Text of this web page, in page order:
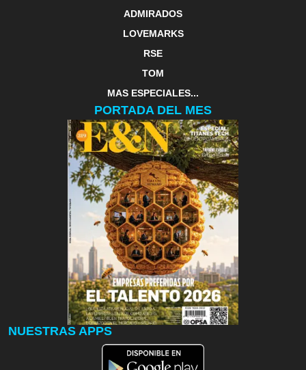
ADMIRADOS
LOVEMARKS
RSE
TOM
MAS ESPECIALES...
PORTADA DEL MES
NUESTRAS APPS